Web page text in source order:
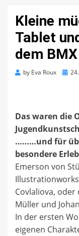
Kleine
Tablet
dem BMX
by Eva Roux
Das waren die
………und für
besondere
Emerson von
Covlaliova, oder
Müller und
In der ersten
eigenen